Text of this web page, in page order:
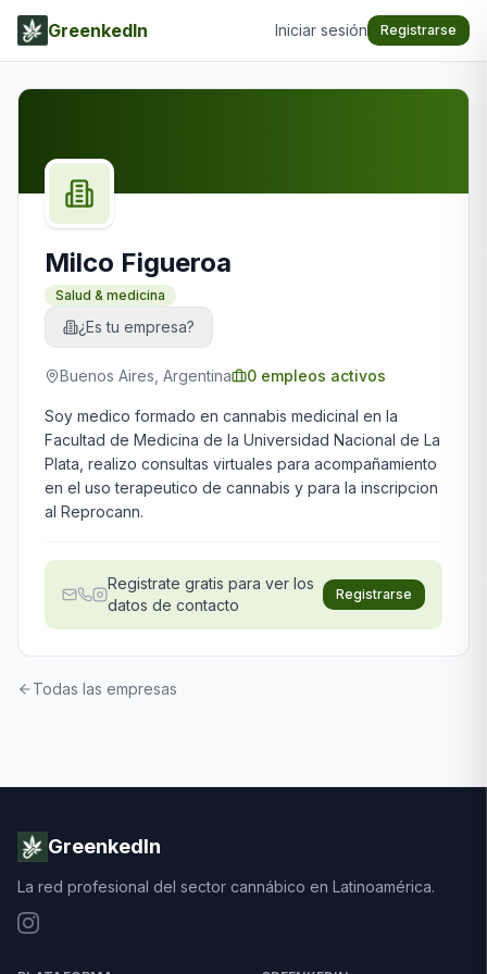
GreenkedIn Iniciar sesión Registrarse
Milco Figueroa
Salud & medicina
¿Es tu empresa?
Buenos Aires, Argentina 0 empleos activos
Soy medico formado en cannabis medicinal en la
Facultad de Medicina de la Universidad Nacional de La
Plata, realizo consultas virtuales para acompañamiento
en el uso terapeutico de cannabis y para la inscripcion
al Reprocann.
Registrate gratis para ver los
datos de contacto
Registrarse
Todas las empresas
GreenkedIn
La red profesional del sector cannábico en Latinoamérica.